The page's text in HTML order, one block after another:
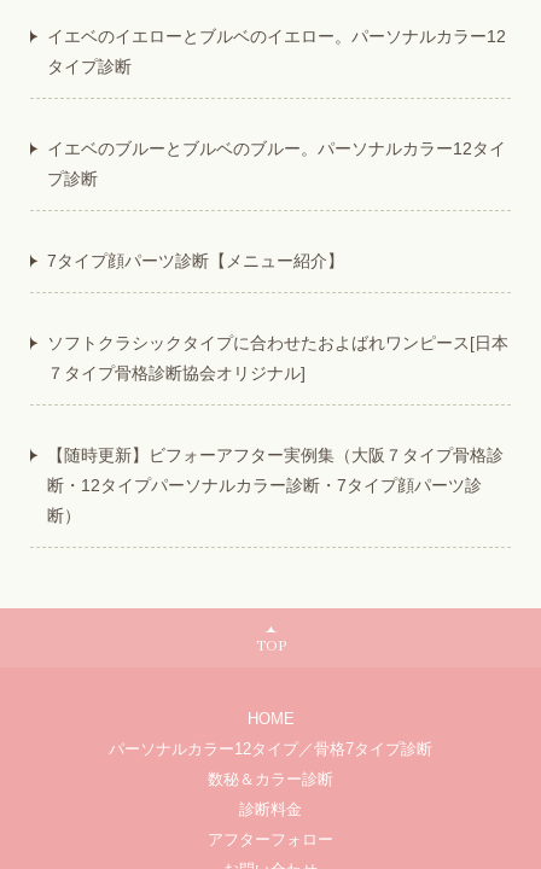
イエベのイエローとブルベのイエロー。パーソナルカラー12
タイプ診断
イエベのブルーとブルベのブルー。パーソナルカラー12タイ
プ診断
7タイプ顔パーツ診断【メニュー紹介】
ソフトクラシックタイプに合わせたおよばれワンピース[日本
７タイプ骨格診断協会オリジナル]
【随時更新】ビフォーアフター実例集（大阪７タイプ骨格診
断・12タイプパーソナルカラー診断・7タイプ顔パーツ診
断）
TOP
HOME
パーソナルカラー12タイプ／骨格7タイプ診断
数秘＆カラー診断
診断料金
アフターフォロー